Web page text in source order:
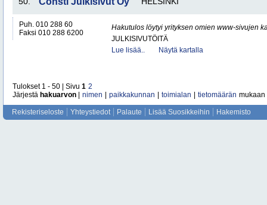
Puh. 010 288 60
Faksi 010 288 6200
Hakutulos löytyi yrityksen omien www-sivujen
JULKISIVUTÖITÄ
Lue lisää..
Näytä kartalla
Tulokset 1 - 50 | Sivu 1 2
Järjestä hakuarvon nimen paikkakunnan toimialan tietomäärän mukaan
Rekisteriseloste Yhteystiedot Palaute Lisää Suosikkeihin Hakemisto